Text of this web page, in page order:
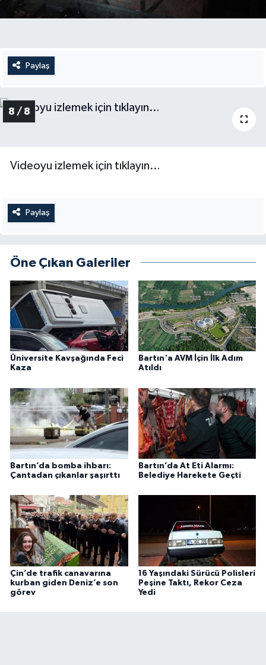
Paylaş
8 / 8
Videoyu izlemek için tıklayın…
Paylaş
Öne Çıkan Galeriler
Üniversite Kavşağında Feci
Kaza
Bartın'a AVM İçin İlk Adım
Atıldı
Bartın’da bomba ihbarı:
Çantadan çıkanlar şaşırttı
Bartın’da At Eti Alarmı:
Belediye Harekete Geçti
Çin’de trafik canavarına
kurban giden Deniz’e son
görev
16 Yaşındaki Sürücü Polisleri
Peşine Taktı, Rekor Ceza
Yedi